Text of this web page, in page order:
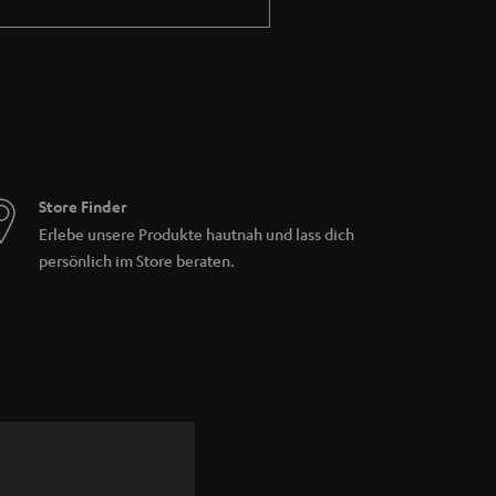
verzichten. Alternativ
Store Finder
Erlebe unsere Produkte hautnah und lass dich
persönlich im Store beraten.